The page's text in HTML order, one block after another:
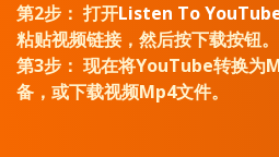
第2步： 打开Listen To
粘贴视频链接，然后按下载按钮。
第3步： 现在将YouTube转换为
备，或下载视频Mp4文件。